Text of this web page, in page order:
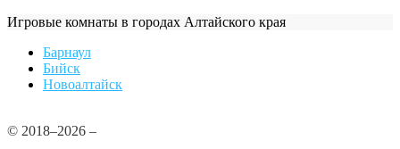
Игровые комнаты в городах Алтайского края
Барнаул
Бийск
Новоалтайск
© 2018–2026 –